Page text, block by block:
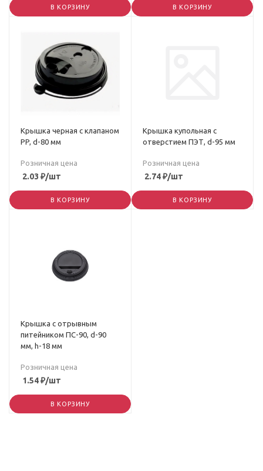
В КОРЗИНУ В КОРЗИНУ
Крышка черная с клапаном
PP, d-80 мм
Розничная цена
2.03 ₽/шт
В КОРЗИНУ
Крышка купольная с
отверстием ПЭТ, d-95 мм
Розничная цена
2.74₽/шт
В КОРЗИНУ
Крышка с отрывным
питейником ПС-90, d-90
мм, h-18 мм
Розничная цена
1.54₽/шт
В КОРЗИНУ